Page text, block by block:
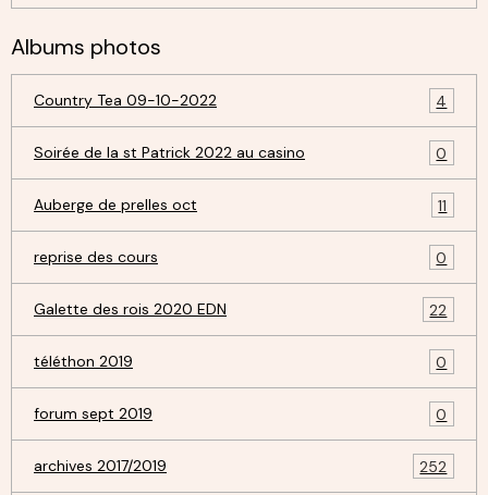
Albums photos
Country Tea 09-10-2022 4
Soirée de la st Patrick 2022 au casino 0
Auberge de prelles oct 11
reprise des cours 0
Galette des rois 2020 EDN 22
téléthon 2019 0
forum sept 2019 0
archives 2017/2019 252